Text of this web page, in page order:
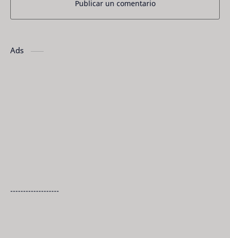
Publicar un comentario
Ads
-------------------